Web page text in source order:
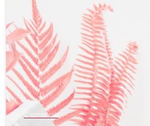
Comercio